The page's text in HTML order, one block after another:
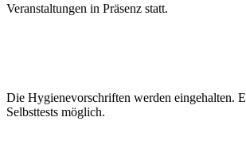
Veranstaltungen in Präsenz statt.
Die Hygienevorschriften werden eingehalten.
Selbsttests möglich.